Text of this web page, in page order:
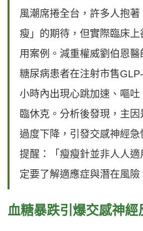
風潮席捲全台，許多人抱
瘦」的期待，但實際臨床
用案例。減重權威劉伯恩
糖尿病患者在注射市售
小時內出現心跳加速、嘔吐
臨休克。分析後發現，主
過度下降，引發交感神經
提醒：「瘦瘦針並非人人
定要了解適應症與潛在風險
血糖暴跌引爆交感神經